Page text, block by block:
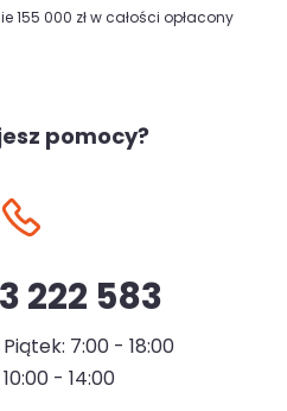
155 000 zł w całości opłacony
pomocy?
222 583
7:00 - 18:00
- 14:00